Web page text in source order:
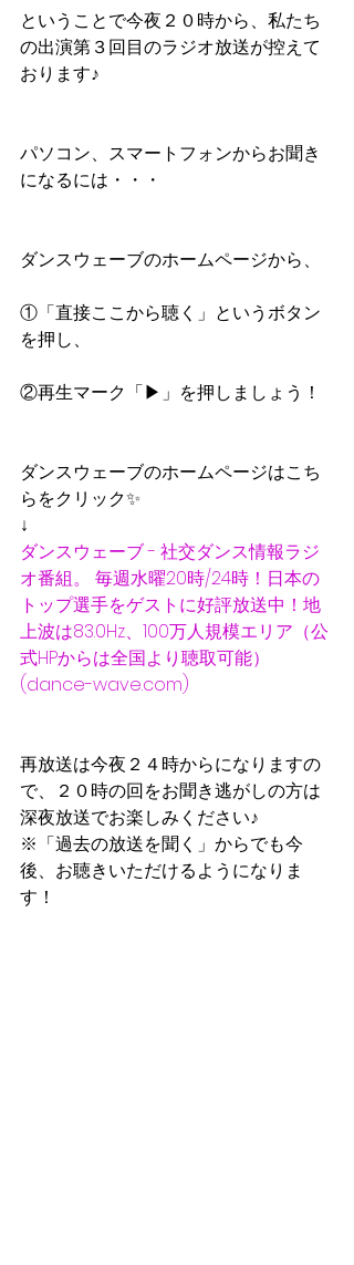
ということで今夜２０時から、私たち
の出演第３回目のラジオ放送が控えて
おります♪
パソコン、スマートフォンからお聞き
になるには・・・
ダンスウェーブのホームページから、
①「直接ここから聴く」というボタン
を押し、
②再生マーク「▶」を押しましょう！
ダンスウェーブのホームページはこち
らをクリック✨
↓
ダンスウェーブ - 社交ダンス情報ラジ
オ番組。 毎週水曜20時/24時！日本の
トップ選手をゲストに好評放送中！地
上波は83.0Hz、100万人規模エリア（公
式HPからは全国より聴取可能）
(dance-wave.com)
再放送は今夜２４時からになりますの
で、２０時の回をお聞き逃がしの方は
深夜放送でお楽しみください♪
※「過去の放送を聞く」からでも今
後、お聴きいただけるようになりま
す！